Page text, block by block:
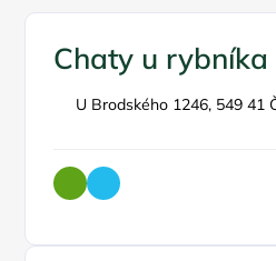
Chaty u
U Brodského 1246, 549 41